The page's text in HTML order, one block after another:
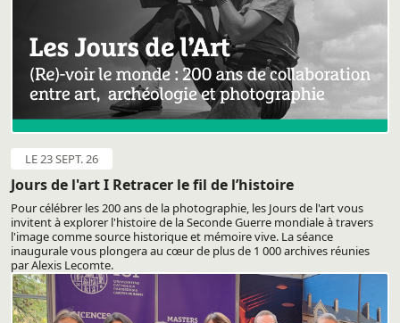
LE 23 SEPT. 26
Jours de l'art I Retracer le fil de l’histoire
Pour célébrer les 200 ans de la photographie, les Jours de l'art vous
invitent à explorer l'histoire de la Seconde Guerre mondiale à travers
l'image comme source historique et mémoire vive. La séance
inaugurale vous plongera au cœur de plus de 1 000 archives réunies
par Alexis Lecomte.